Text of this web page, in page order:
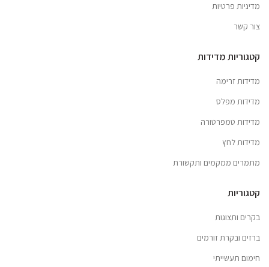
מדיניות פרטיות
צור קשר
קטגוריות מדידות
מדידות זרימה
מדידות מפלס
מדידות טמפרטורה
מדידות לחץ
מתמרים ממקמים ותקשורת
קטגוריות
בקרים ותצוגות
ברזים ובקרת זורמים
חימום תעשייתי